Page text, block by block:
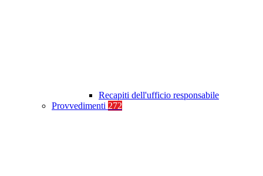
Recapiti dell'ufficio responsabile
Provvedimenti 272